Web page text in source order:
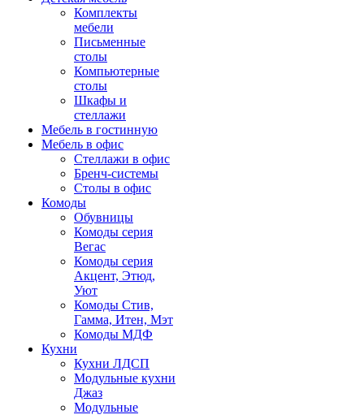
Комплекты
мебели
Письменные
столы
Компьютерные
столы
Шкафы и
стеллажи
Мебель в гостинную
Мебель в офис
Стеллажи в офис
Бренч-системы
Столы в офис
Комоды
Обувницы
Комоды серия
Вегас
Комоды серия
Акцент, Этюд,
Уют
Комоды Стив,
Гамма, Итен, Мэт
Комоды МДФ
Кухни
Кухни ЛДСП
Модульные кухни
Джаз
Модульные